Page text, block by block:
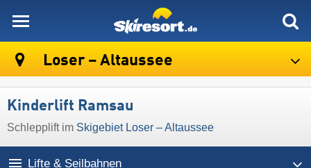
Loser – Altaussee
Kinderlift Ramsau
Schlepplift im Skigebiet Loser – Altaussee
Lifte & Seilbahnen